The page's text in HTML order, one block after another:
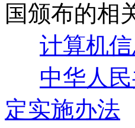
国颁布的相
计算机
中华人
定实施办法